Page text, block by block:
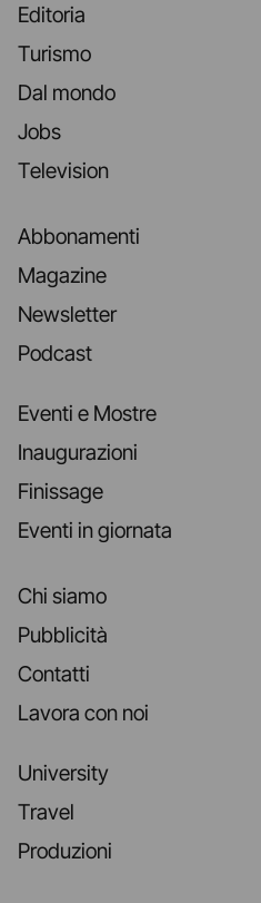
Editoria
Turismo
Dal mondo
Jobs
Television
Abbonamenti
Magazine
Newsletter
Podcast
Eventi e Mostre
Inaugurazioni
Finissage
Eventi in giornata
Chi siamo
Pubblicità
Contatti
Lavora con noi
University
Travel
Produzioni